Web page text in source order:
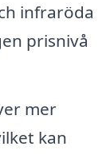
infraröda
prisnivå
mer
kan